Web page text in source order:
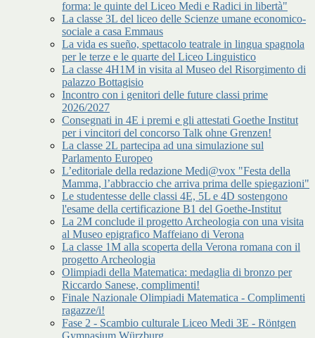
forma: le quinte del Liceo Medi e Radici in libertà"
La classe 3L del liceo delle Scienze umane economico-
sociale a casa Emmaus
La vida es sueño, spettacolo teatrale in lingua spagnola
per le terze e le quarte del Liceo Linguistico
La classe 4H1M in visita al Museo del Risorgimento di
palazzo Bottagisio
Incontro con i genitori delle future classi prime
2026/2027
Consegnati in 4E i premi e gli attestati Goethe Institut
per i vincitori del concorso Talk ohne Grenzen!
La classe 2L partecipa ad una simulazione sul
Parlamento Europeo
L’editoriale della redazione Medi@vox "Festa della
Mamma, l’abbraccio che arriva prima delle spiegazioni"
Le studentesse delle classi 4E, 5L e 4D sostengono
l'esame della certificazione B1 del Goethe-Institut
La 2M conclude il progetto Archeologia con una visita
al Museo epigrafico Maffeiano di Verona
La classe 1M alla scoperta della Verona romana con il
progetto Archeologia
Olimpiadi della Matematica: medaglia di bronzo per
Riccardo Sanese, complimenti!
Finale Nazionale Olimpiadi Matematica - Complimenti
ragazze/i!
Fase 2 - Scambio culturale Liceo Medi 3E - Röntgen